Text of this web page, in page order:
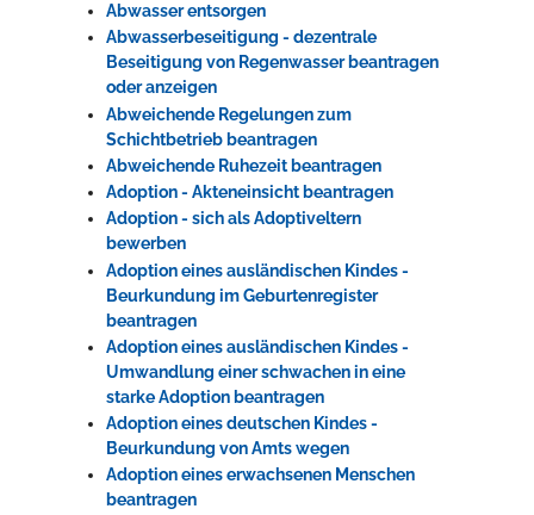
Erleben in Hockenheim
Spaß unter prickelnden Wasserfällen, das rauschende Meer im
Wellenbecken oder doch lieber die pure Entspannung auf der
Sprudelliege im Solebecken?
Abwasser entsorgen
Abwasserbeseitigung - dezentrale
Beseitigung von Regenwasser beantragen
oder anzeigen
Abweichende Regelungen zum
Schichtbetrieb beantragen
Abweichende Ruhezeit beantragen
Adoption - Akteneinsicht beantragen
Adoption - sich als Adoptiveltern
bewerben
Adoption eines ausländischen Kindes -
Beurkundung im Geburtenregister
beantragen
Adoption eines ausländischen Kindes -
Umwandlung einer schwachen in eine
starke Adoption beantragen
Adoption eines deutschen Kindes -
Beurkundung von Amts wegen
Adoption eines erwachsenen Menschen
beantragen